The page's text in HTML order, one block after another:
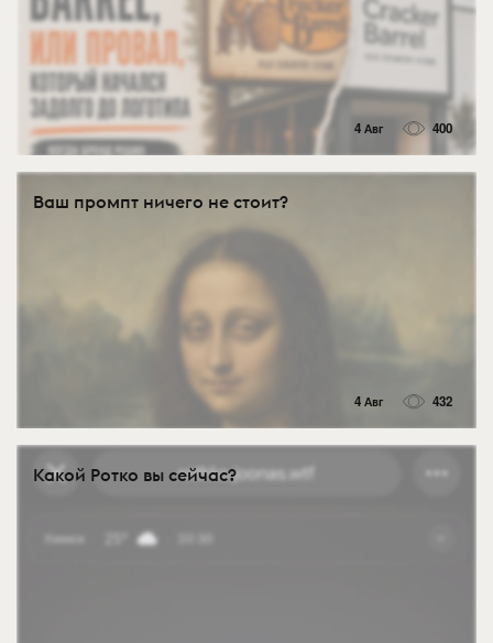
4 Авг 400
Ваш промпт ничего не стоит?
4 Авг 432
Какой Ротко вы сейчас?